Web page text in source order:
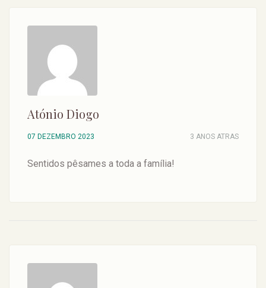
Atónio Diogo
07 DEZEMBRO 2023 3 ANOS ATRAS
Sentidos pêsames a toda a família!